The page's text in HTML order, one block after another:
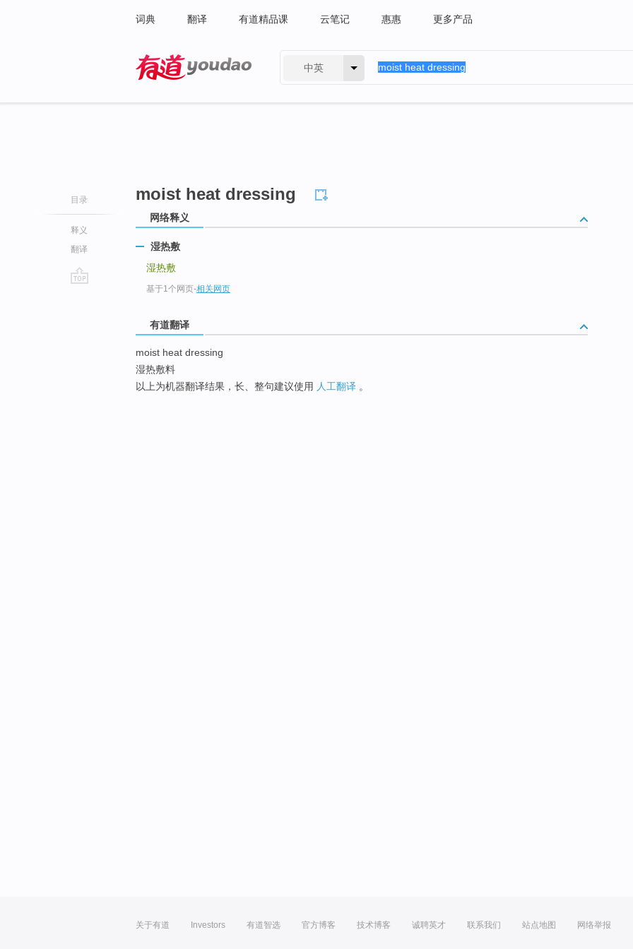
词典 翻译 有道精品课 云笔记 惠惠 更多产品
中英
目录
释义
翻译
moist heat dressing
网络释义
湿热敷
湿热敷
基于1个网页-相关网页
有道翻译
moist heat dressing
湿热敷料
以上为机器翻译结果，长、整句建议使用 人工翻译 。
关于有道 Investors 有道智选 官方博客 技术博客 诚聘英才 联系我们 站点地图 网络举报